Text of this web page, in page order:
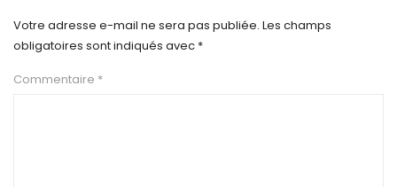
Votre adresse e-mail ne sera pas publiée. Les champs
obligatoires sont indiqués avec *
Commentaire *